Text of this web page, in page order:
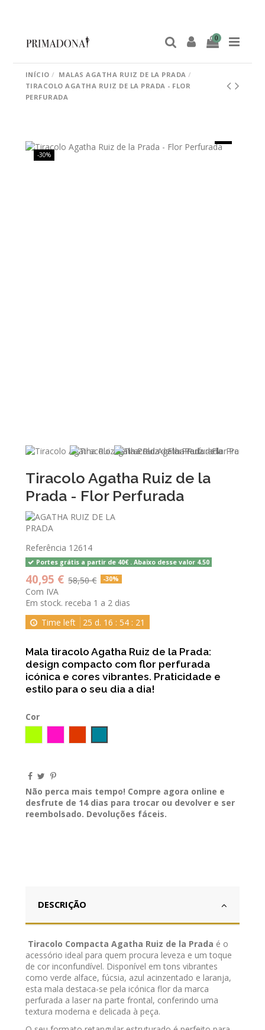
0
INÍCIO
MALAS AGATHA RUIZ DE LA PRADA
TIRACOLO AGATHA RUIZ DE LA PRADA - FLOR
PERFURADA
-30%
Tiracolo Agatha Ruiz de la
Prada - Flor Perfurada
Referência 12614
Portes grátis a partir de 40€ . Abaixo desse valor 4.50
40,95 € 58,50 € -30%
Com IVA
Em stock. receba 1 a 2 dias
Time left
25 d. 16 : 54: 21
Mala tiracolo Agatha Ruiz de la Prada:
design compacto com flor perfurada
icónica e cores vibrantes. Praticidade e
estilo para o seu dia a dia!
Cor
Não perca mais tempo! Compre agora online e
desfrute de 14 dias para trocar ou devolver e ser
reembolsado. Devoluções fáceis.
DESCRIÇÃO
Tiracolo Compacta Agatha Ruiz de la Prada é o
acessório ideal para quem procura leveza e um toque
de cor inconfundível. Disponível em tons vibrantes
como verde alface, fúcsia, azul acinzentado e laranja,
esta mala destaca-se pela icónica flor da marca
perfurada a laser na parte frontal, conferindo uma
textura moderna e delicada à peça.